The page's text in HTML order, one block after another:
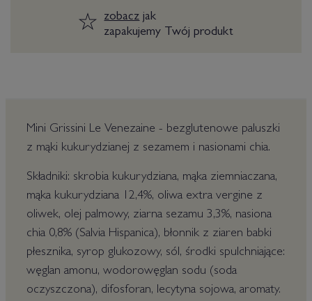
zobaczjak
zapakujemy Twój produkt
Mini Grissini Le Venezaine - bezglutenowe paluszki
z mąki kukurydzianej z sezamem i nasionami chia.
Składniki: skrobia kukurydziana, mąka ziemniaczana,
mąka kukurydziana 12,4%, oliwa extra vergine z
oliwek, olej palmowy, ziarna sezamu 3,3%, nasiona
chia 0,8% (Salvia Hispanica), błonnik z ziaren babki
płesznika, syrop glukozowy, sól, środki spulchniające:
węglan amonu, wodorowęglan sodu (soda
oczyszczona), difosforan, lecytyna sojowa, aromaty.